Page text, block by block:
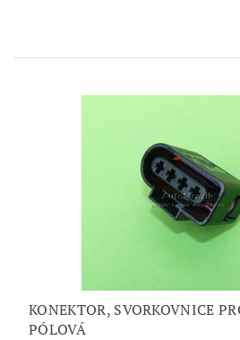
KONEKTOR, SVORKOVNICE
PÓLOVÁ